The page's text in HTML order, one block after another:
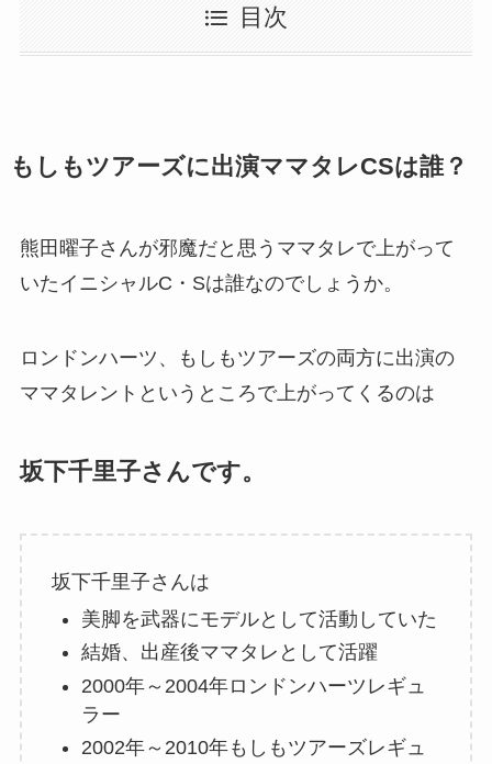
目次
もしもツアーズに出演ママタレCSは誰？
熊田曜子さんが邪魔だと思うママタレで上がって
いたイニシャルC・Sは誰なのでしょうか。
ロンドンハーツ、もしもツアーズの両方に出演の
ママタレントというところで上がってくるのは
坂下千里子さんです。
坂下千里子さんは
美脚を武器にモデルとして活動していた
結婚、出産後ママタレとして活躍
2000年～2004年ロンドンハーツレギュ
ラー
2002年～2010年もしもツアーズレギュ